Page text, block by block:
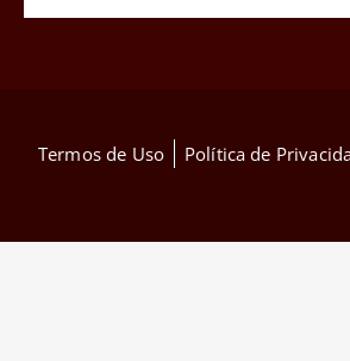
Termos de Uso Política de